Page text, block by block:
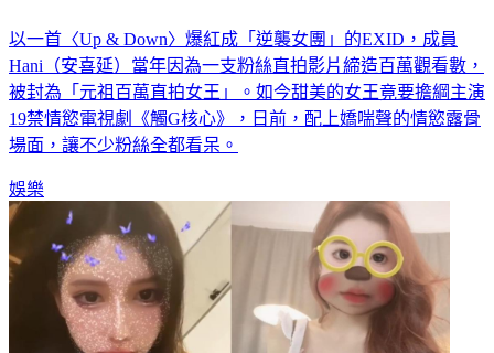
以一首〈Up & Down〉爆紅成「逆襲女團」的EXID，成員
Hani（安喜延）當年因為一支粉絲直拍影片締造百萬觀看數，
被封為「元祖百萬直拍女王」。如今甜美的女王竟要擔綱主演
19禁情慾電視劇《觸G核心》，日前，配上嬌喘聲的情慾露骨
場面，讓不少粉絲全都看呆。
娛樂